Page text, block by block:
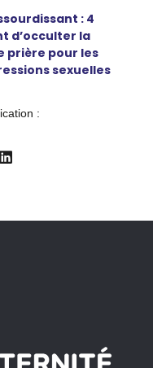
: 4
d’occulter la
prière pour les
sexuelles
: